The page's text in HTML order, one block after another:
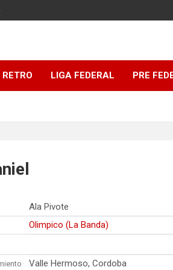
LIGA FEDERAL PRE
Ala Pivote
Olimpico (La Banda)
Valle Hermoso, Cordoba